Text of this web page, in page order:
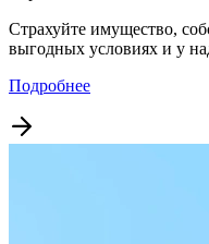
Страхуйте имущество,
выгодных условиях и у
Подробнее